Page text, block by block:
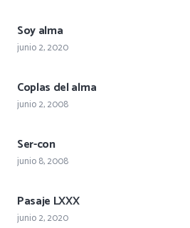
Soy alma
junio 2, 2020
Coplas del alma
junio 2, 2008
Ser-con
junio 8, 2008
Pasaje LXXX
junio 2, 2020